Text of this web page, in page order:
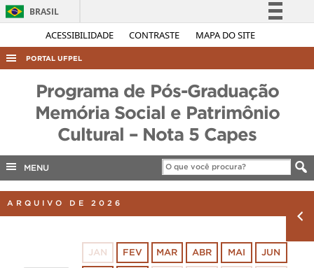
ACESSIBILIDADE CONTRASTE MAPA DO SITE
BRASIL
Simplifique!
Acesso à informação
Legislação
Canais
PORTAL UFPEL
AUDITORIA
COBALTO
INTERNACIONAL
Programa de Pós-Graduação
Memória Social e Patrimônio
Cultural – Nota 5 Capes
MENU
ARQUIVO DE 2026
JAN FEV MAR ABR MAI JUN